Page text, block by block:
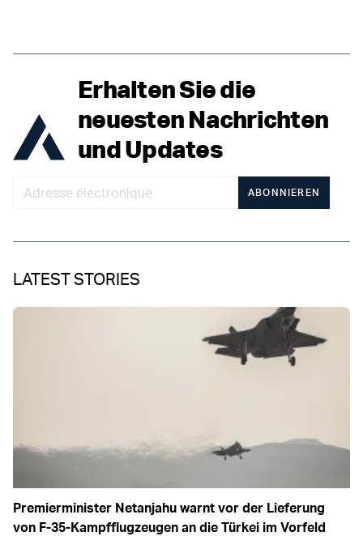
Erhalten Sie die
neuesten Nachrichten
und Updates
ABONNIEREN
LATEST STORIES
Premierminister Netanjahu warnt vor der Lieferung
von F-35-Kampfflugzeugen an die Türkei im Vorfeld